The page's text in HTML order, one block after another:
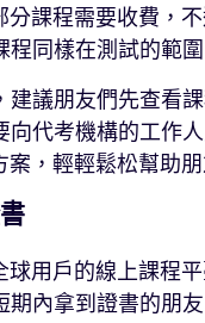
分課程需要收費，
程同樣在測試的範
建議朋友們先查看
向代考機構的工作
案，輕輕鬆松幫助
球用戶的線上課程
期內拿到證書的朋